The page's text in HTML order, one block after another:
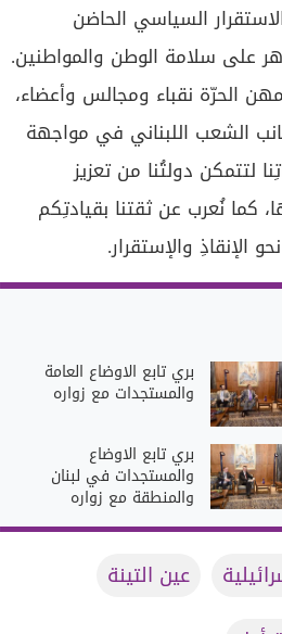
السياسي الحاضن
على سلامة الوطن والمواطنين.
الحرّة نقباء ومجالس وأعضاء،
الشعب اللبناني في مواجهة
لتتمكن دولتُنا من تعزيز
كما نُعرب عن ثقتنا بقيادتِكم
الإنقاذِ والإستقرار.
بري تابع الاوضاع العامة
والمستجدات مع زواره
بري تابع الاوضاع
والمستجدات في لبنان
والمنطقة مع زواره
عين التينة